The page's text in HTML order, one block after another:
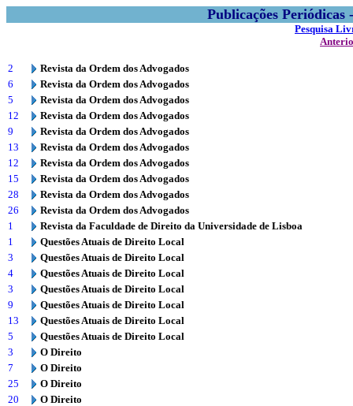
Publicações
Pesquisa
2
Revista da Ordem dos Advogados
6
Revista da Ordem dos Advogados
5
Revista da Ordem dos Advogados
12
Revista da Ordem dos Advogados
9
Revista da Ordem dos Advogados
13
Revista da Ordem dos Advogados
12
Revista da Ordem dos Advogados
15
Revista da Ordem dos Advogados
28
Revista da Ordem dos Advogados
26
Revista da Ordem dos Advogados
1
Revista da Faculdade de Direito da Universidade de Lisboa
1
Questões Atuais de Direito Local
3
Questões Atuais de Direito Local
4
Questões Atuais de Direito Local
3
Questões Atuais de Direito Local
9
Questões Atuais de Direito Local
13
Questões Atuais de Direito Local
5
Questões Atuais de Direito Local
3
O Direito
7
O Direito
25
O Direito
20
O Direito